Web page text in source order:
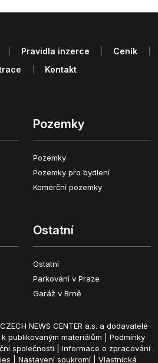
Pozemky
Pozemky
Pozemky pro bydlení
Komerční pozemky
Ostatní
Ostatní
Parkování v Praze
Garáž v Brně
Pravidla inzerce
Ceník
Kontakt
NEWS CENTER a.s. a dodavatelé
publikovaným materiálům
Podmínky
společnosti
Informace o zpracování
Nastavení soukromí| Vlastnická